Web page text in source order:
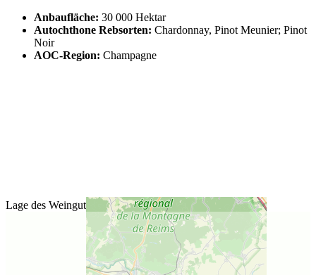
Anbaufläche: 30 000 Hektar
Autochthone Rebsorten: Chardonnay, Pinot Meunier; Pinot
Noir
AOC-Region: Champagne
Lage des Weinguts